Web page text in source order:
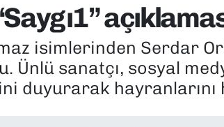
isimlerinden Serdar
sanatçı, sosyal
duyurarak hayranlarını